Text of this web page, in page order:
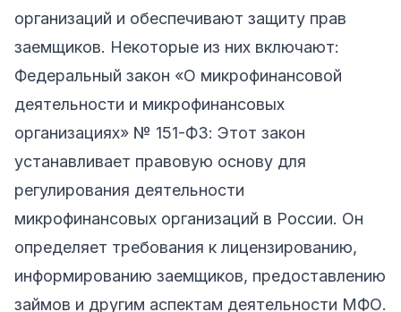
организаций и обеспечивают защиту прав
заемщиков. Некоторые из них включают:
Федеральный закон «О микрофинансовой
деятельности и микрофинансовых
организациях» № 151-ФЗ: Этот закон
устанавливает правовую основу для
регулирования деятельности
микрофинансовых организаций в России. Он
определяет требования к лицензированию,
информированию заемщиков, предоставлению
займов и другим аспектам деятельности МФО.